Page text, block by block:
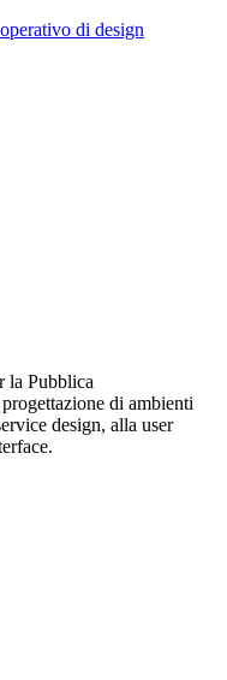
di design
la Pubblica
di ambienti
design, alla user